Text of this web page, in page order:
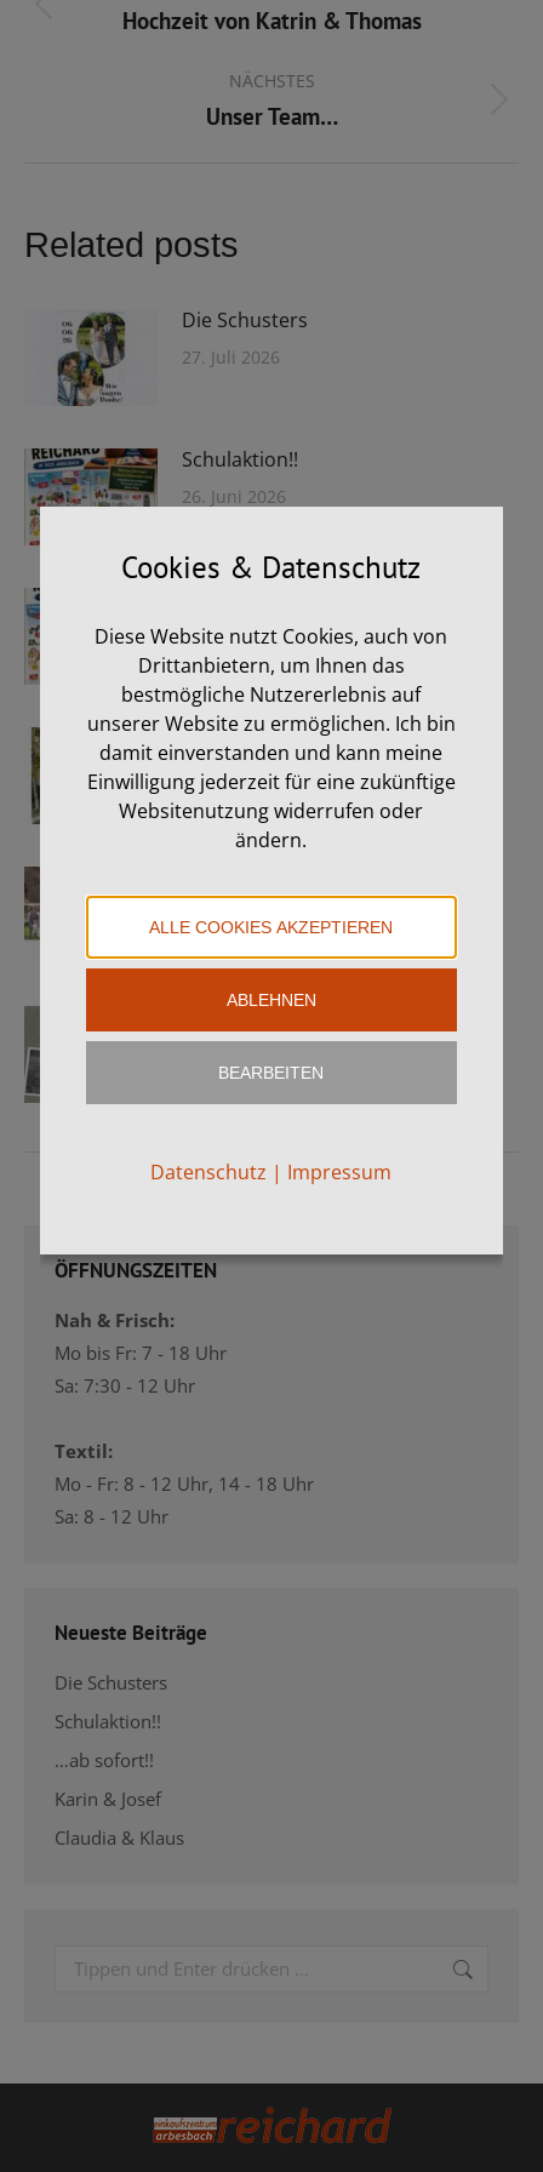
Vorheriger
Hochzeit von Katrin & Thomas
NÄCHSTES
Nächster
Unser Team…
Related posts
Die Schusters
27. Juli 2026
Schulaktion!!
26. Juni 2026
26. Juni 2026
Karin & Josef
8. Juni 2026
ÖFFNUNGSZEITEN
Nah & Frisch:
Mo bis Fr: 7 - 18 Uhr
Sa: 7:30 - 12 Uhr
Textil:
Mo - Fr: 8 - 12 Uhr, 14 - 18 Uhr
Sa: 8 - 12 Uhr
Neueste Beiträge
Die Schusters
Schulaktion!!
…ab sofort!!
Karin & Josef
Claudia & Klaus
Search:
Cookies & Datenschutz
Diese Website nutzt Cookies, auch von
Drittanbietern, um Ihnen das
bestmögliche Nutzererlebnis auf
unserer Website zu ermöglichen. Ich bin
damit einverstanden und kann meine
Einwilligung jederzeit für eine zukünftige
Websitenutzung widerrufen oder
ändern.
ALLE COOKIES AKZEPTIEREN
ABLEHNEN
BEARBEITEN
Datenschutz | Impressum